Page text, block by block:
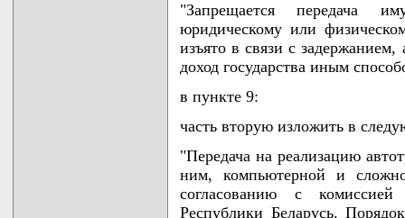
"Запрещается передача
юридическому или
изъято в связи с
доход государства иным
в пункте 9:
часть вторую изложить в
"Передача на реализацию
ним, компьютерной и
согласованию с
Республики Беларусь.